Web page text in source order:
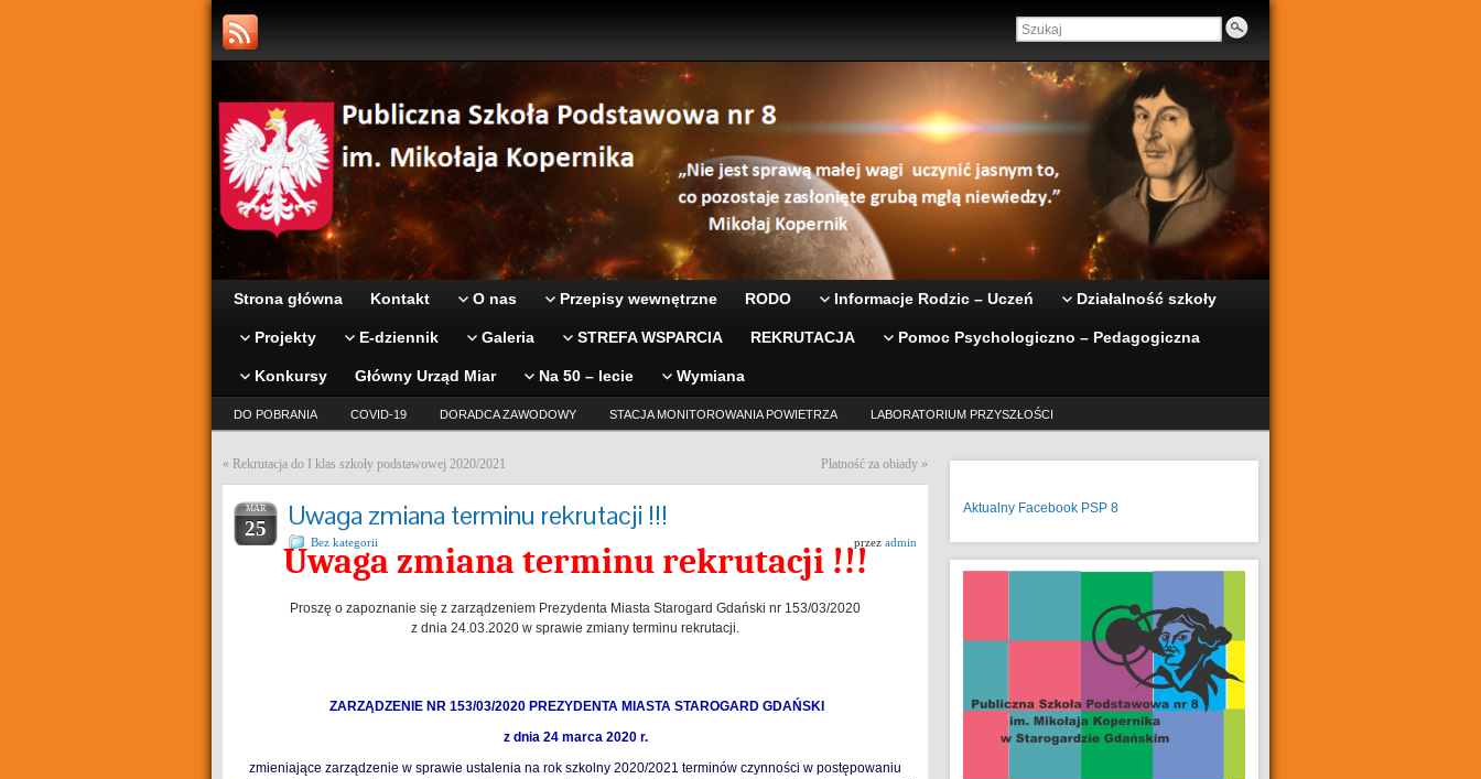
Strona główna Kontakt O nas Przepisy wewnętrzne RODO Informacje Rodzic – Uczeń Działalność szkoły
Projekty E-dziennik Galeria STREFA WSPARCIA REKRUTACJA Pomoc Psychologiczno – Pedagogiczna
Konkursy Główny Urząd Miar Na 50 – lecie Wymiana
DO POBRANIA COVID-19 DORADCA ZAWODOWY STACJA MONITOROWANIA POWIETRZA LABORATORIUM PRZYSZŁOŚCI
« Rekrutacja do I klas szkoły podstawowej 2020/2021 Płatność za obiady »
MAR
25 Uwaga zmiana terminu rekrutacji !!!
Bez kategorii przez admin
Uwaga zmiana terminu rekrutacji !!!
Proszę o zapoznanie się z zarządzeniem Prezydenta Miasta Starogard Gdański nr 153/03/2020
z dnia 24.03.2020 w sprawie zmiany terminu rekrutacji.
ZARZĄDZENIE NR 153/03/2020 PREZYDENTA MIASTA STAROGARD GDAŃSKI
z dnia 24 marca 2020 r.
zmieniające zarządzenie w sprawie ustalenia na rok szkolny 2020/2021 terminów czynności w postępowaniu
Aktualny Facebook PSP 8